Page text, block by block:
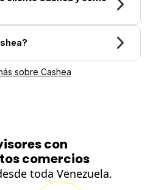
sobre Cashea
con
comercios
toda Venezuela.